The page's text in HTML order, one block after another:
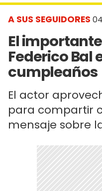
A SUS SEGUIDORES
El
Federico Bal
cumpleaños
El actor
para compartir
mensaje sobre